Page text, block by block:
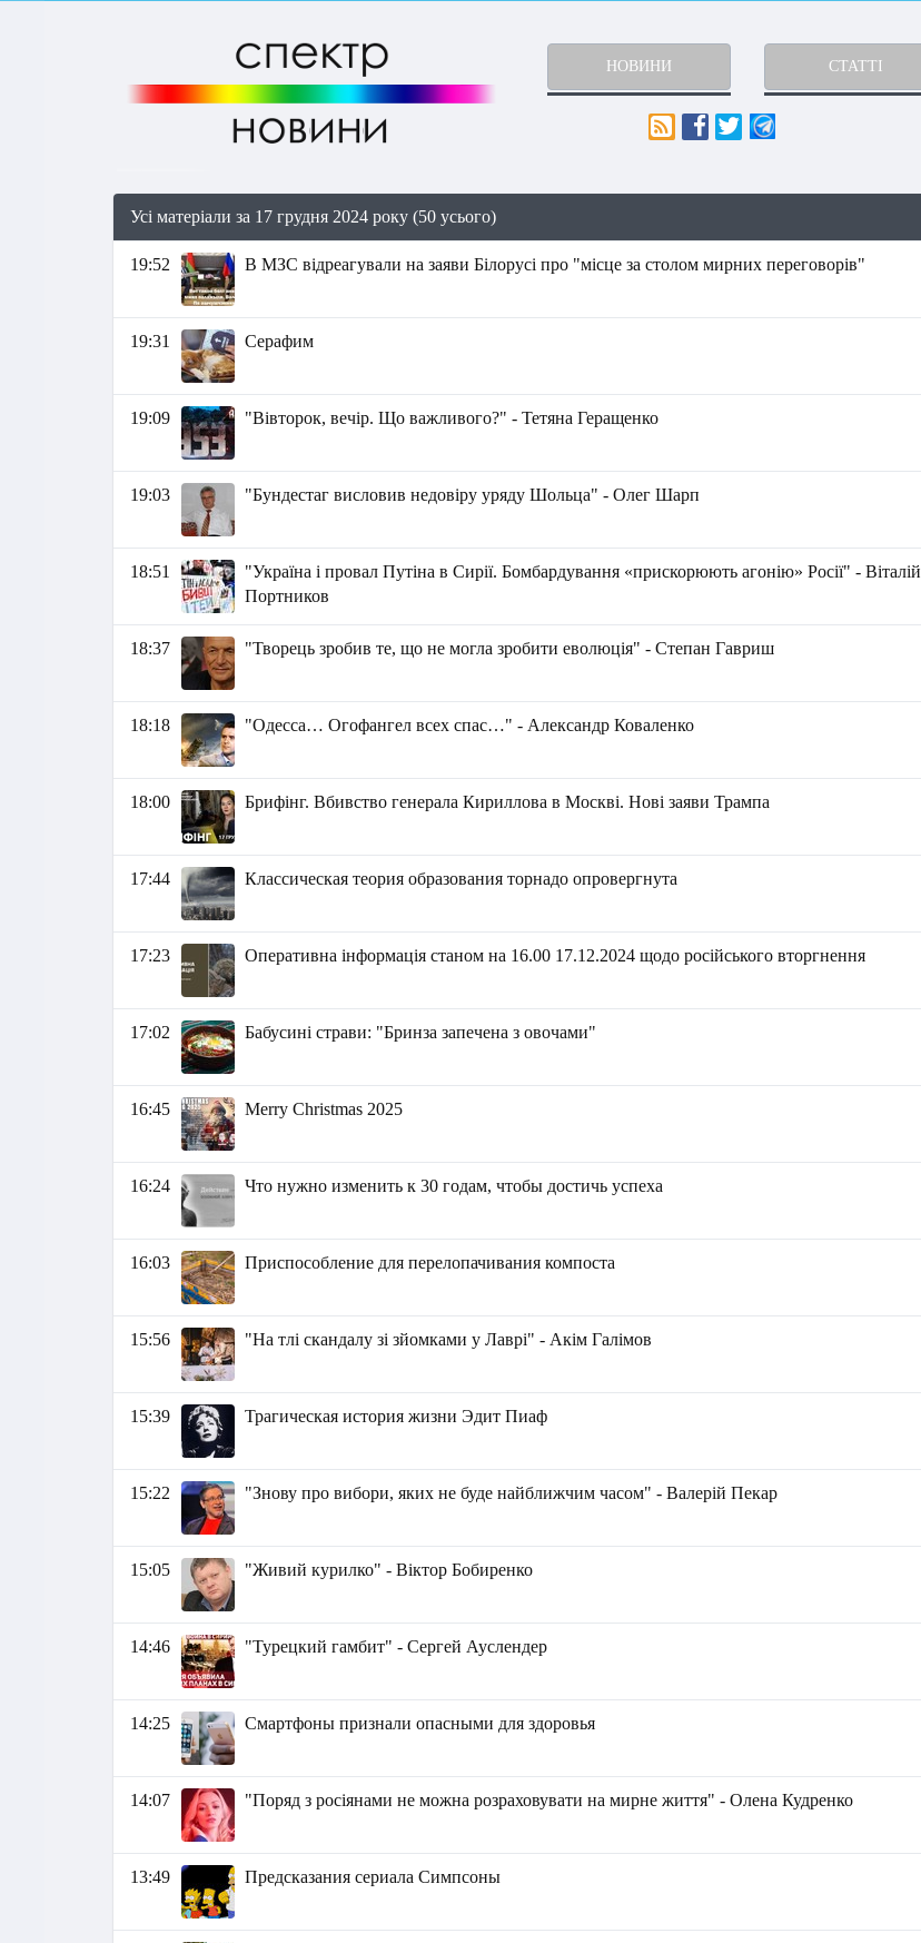
НОВИНИ СТАТТІ
Усі матеріали за 17 грудня 2024 року (50 усього)
19:52 В МЗС відреагували на заяви Білорусі про "місце за столом мирних переговорів"
19:31 Серафим
19:09 "Вівторок, вечір. Що важливого?" - Тетяна Геращенко
19:03 "Бундестаг висловив недовіру уряду Шольца" - Олег Шарп
18:51
"Україна і провал Путіна в Сирії. Бомбардування «прискорюють агонію» Росії" - Віталій
Портников
18:37 "Творець зробив те, що не могла зробити еволюція" - Степан Гавриш
18:18 "Одесса… Огофангел всех спас…" - Александр Коваленко
18:00 Брифінг. Вбивство генерала Кириллова в Москві. Нові заяви Трампа
17:44 Классическая теория образования торнадо опровергнута
17:23 Оперативна інформація станом на 16.00 17.12.2024 щодо російського вторгнення
17:02 Бабусині страви: "Бринза запечена з овочами"
16:45 Merry Christmas 2025
16:24 Что нужно изменить к 30 годам, чтобы достичь успеха
16:03 Приспособление для перелопачивания компоста
15:56 "На тлі скандалу зі зйомками у Лаврі" - Акім Галімов
15:39 Трагическая история жизни Эдит Пиаф
15:22 "Знову про вибори, яких не буде найближчим часом" - Валерій Пекар
15:05 "Живий курилко" - Віктор Бобиренко
14:46 "Турецкий гамбит" - Сергей Ауслендер
14:25 Смартфоны признали опасными для здоровья
14:07 "Поряд з росіянами не можна розраховувати на мирне життя" - Олена Кудренко
13:49 Предсказания сериала Симпсоны